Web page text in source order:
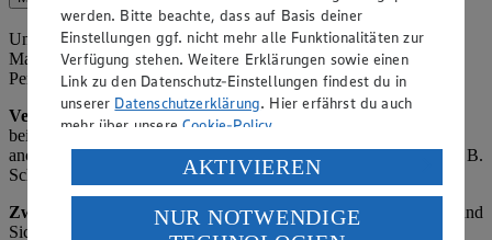
Unter Marktorganisation fallen die interne Organisation des
Marktbetriebs, einschließlich Lagerverwaltung,
Personaleinsatzplanung und Kundenservice-Optimierung.
Verarbeitete Daten:Name und Kontaktdaten von Kunden (z. B.
bei Reservierungen oder Beschwerden), Einkaufsverhalten (z. B.
anonymisierte Statistiken zu Verkaufszahlen), Mitarbeiterdaten (z. B.
Schichtpläne).
Zweck:
Effiziente Betriebsführung, Verbesserung des Angebots und
Sicherstellung der Verfügbarkeit von Waren.
werden. Bitte beachte, dass auf Basis deiner
Einstellungen ggf. nicht mehr alle Funktionalitäten zur
Verfügung stehen. Weitere Erklärungen sowie einen
Link zu den Datenschutz-Einstellungen findest du in
unserer Datenschutzerklärung. Hier erfährst du auch
mehr über unsereCookie-Policy.
Verarbeitung deiner personenbezogenen Daten in den
USA durch Facebook und YouTube:
Wenn du auf „Aktivieren“ klickst, willigst du im Sinne
AKTIVIEREN
NUR NOTWENDIGE